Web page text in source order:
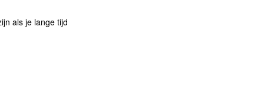
als je lange tijd